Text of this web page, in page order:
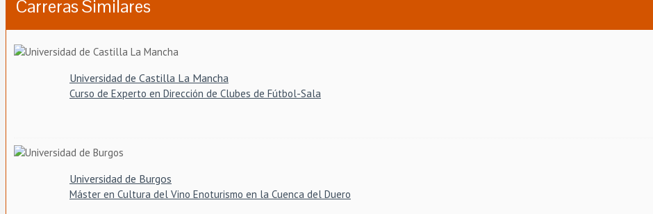
Carreras Similares
Universidad de Castilla La Mancha
Curso de Experto en Dirección de Clubes de Fútbol-Sala
Universidad de Burgos
Máster en Cultura del Vino Enoturismo en la Cuenca del Duero